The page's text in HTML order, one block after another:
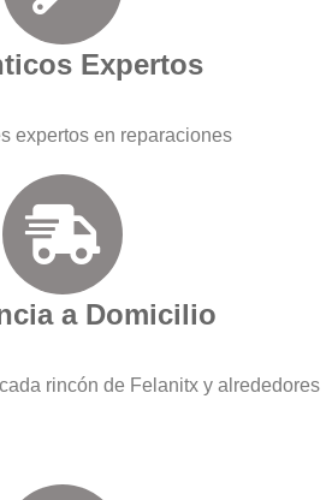
Expertos
expertos en reparaciones
a Domicilio
rincón de Felanitx y alrededores